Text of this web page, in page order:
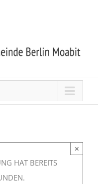
HAT BEREITS
×